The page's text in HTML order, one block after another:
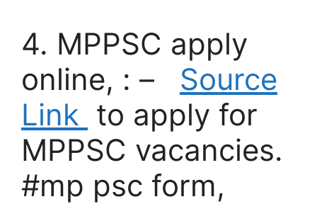
4. MPPSC apply
online, : – Source
Link to apply for
MPPSC vacancies.
#mp psc form,